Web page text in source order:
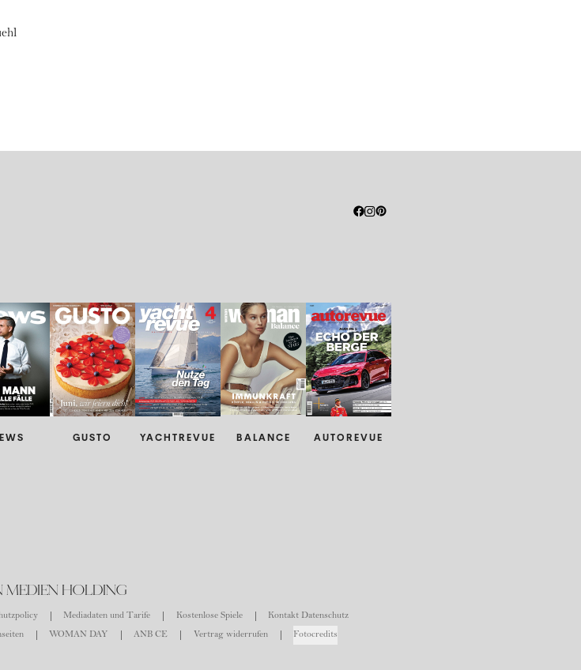
GUSTO YACHTREVUE BALANCE AUTOREVUE
MEDIEN HOLDING
Mediadaten und Tarife Kostenlose Spiele
Kontakt Datenschutz
WOMAN DAY ANB CE Vertrag widerrufen Fotocredits